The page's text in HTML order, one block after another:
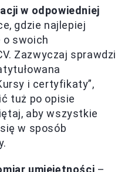
w odpowiedniej
gdzie najlepiej
swoich
Zazwyczaj sprawdzi
i certyfikaty”,
tuż po opisie
aby wszystkie
w sposób
umiejętności –